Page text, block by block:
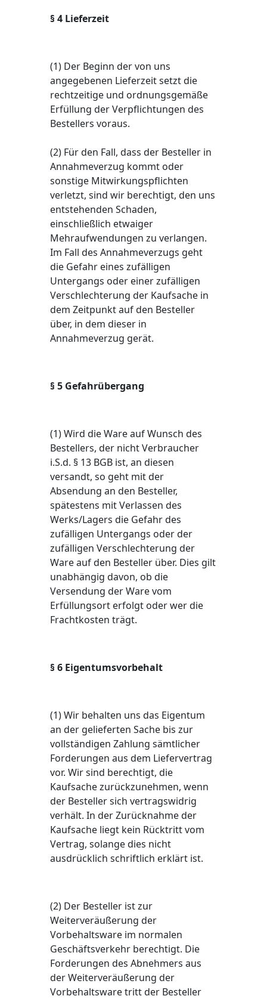
§ 4 Lieferzeit
(1) Der Beginn der von uns
angegebenen Lieferzeit setzt die
rechtzeitige und ordnungsgemäße
Erfüllung der Verpflichtungen des
Bestellers voraus.
(2) Für den Fall, dass der Besteller in
Annahmeverzug kommt oder
sonstige Mitwirkungspflichten
verletzt, sind wir berechtigt, den uns
entstehenden Schaden,
einschließlich etwaiger
Mehraufwendungen zu verlangen.
Im Fall des Annahmeverzugs geht
die Gefahr eines zufälligen
Untergangs oder einer zufälligen
Verschlechterung der Kaufsache in
dem Zeitpunkt auf den Besteller
über, in dem dieser in
Annahmeverzug gerät.
§ 5 Gefahrübergang
(1) Wird die Ware auf Wunsch des
Bestellers, der nicht Verbraucher
i.S.d. § 13 BGB ist, an diesen
versandt, so geht mit der
Absendung an den Besteller,
spätestens mit Verlassen des
Werks/Lagers die Gefahr des
zufälligen Untergangs oder der
zufälligen Verschlechterung der
Ware auf den Besteller über. Dies gilt
unabhängig davon, ob die
Versendung der Ware vom
Erfüllungsort erfolgt oder wer die
Frachtkosten trägt.
§ 6 Eigentumsvorbehalt
(1) Wir behalten uns das Eigentum
an der gelieferten Sache bis zur
vollständigen Zahlung sämtlicher
Forderungen aus dem Liefervertrag
vor. Wir sind berechtigt, die
Kaufsache zurückzunehmen, wenn
der Besteller sich vertragswidrig
verhält. In der Zurücknahme der
Kaufsache liegt kein Rücktritt vom
Vertrag, solange dies nicht
ausdrücklich schriftlich erklärt ist.
(2) Der Besteller ist zur
Weiterveräußerung der
Vorbehaltsware im normalen
Geschäftsverkehr berechtigt. Die
Forderungen des Abnehmers aus
der Weiterveräußerung der
Vorbehaltsware tritt der Besteller